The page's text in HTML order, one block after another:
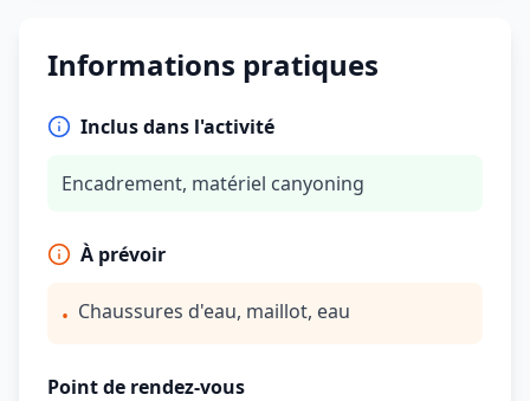
Informations pratiques
Inclus dans l'activité
Encadrement, matériel canyoning
À prévoir
• Chaussures d'eau, maillot, eau
Point de rendez-vous